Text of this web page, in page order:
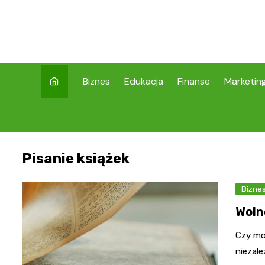
Biznes Edukacja Finanse
Pisanie książek
Czy